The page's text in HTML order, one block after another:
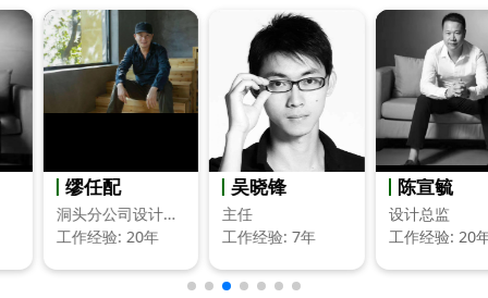
缪任配
洞头分公司设计总监
工作经验: 20年
吴晓锋
工作经验: 7年
陈宣毓
设计总监
工作经验: 20年